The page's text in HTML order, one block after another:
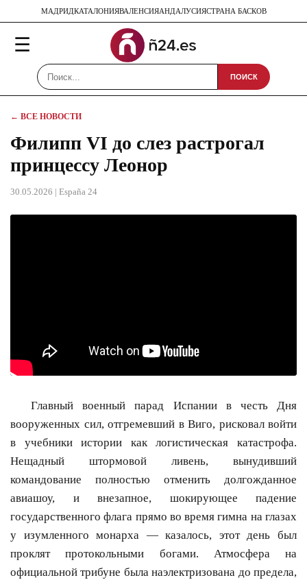
МАДРИДКАТАЛОНИЯВАЛЕНСИЯАНДАЛУСИЯСТРАНА БАСКОВ
☰
ПОИСК
← ВСЕ НОВОСТИ
Филипп VI до слез растрогал
принцессу Леонор
30.05.2026 | España 24
Главный военный парад Испании в честь Дня
вооруженных сил, отгремевший в Виго, рисковал войти
в учебники истории как логистическая катастрофа.
Нещадный штормовой ливень, вынудивший
командование полностью отменить долгожданное
авиашоу, и внезапное, шокирующее падение
государственного флага прямо во время гимна на глазах
у изумленного монарха — казалось, этот день был
проклят протокольными богами. Атмосфера на
официальной трибуне была наэлектризована до предела,